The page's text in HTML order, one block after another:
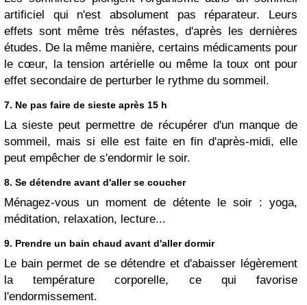
artificiel qui n'est absolument pas réparateur. Leurs
effets sont même très néfastes, d'après les dernières
études. De la même manière, certains médicaments pour
le cœur, la tension artérielle ou même la toux ont pour
effet secondaire de perturber le rythme du sommeil.
7. Ne pas faire de sieste après 15 h
La sieste peut permettre de récupérer d'un manque de
sommeil, mais si elle est faite en fin d'après-midi, elle
peut empêcher de s'endormir le soir.
8. Se détendre avant d'aller se coucher
Ménagez-vous un moment de détente le soir : yoga,
méditation, relaxation, lecture...
9. Prendre un bain chaud avant d'aller dormir
Le bain permet de se détendre et d'abaisser légèrement
la température corporelle, ce qui favorise
l'endormissement.